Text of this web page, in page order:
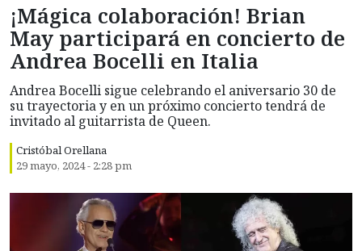
¡Mágica colaboración! Brian
May participará en concierto de
Andrea Bocelli en Italia
Andrea Bocelli sigue celebrando el aniversario 30 de
su trayectoria y en un próximo concierto tendrá de
invitado al guitarrista de Queen.
Cristóbal Orellana
29 mayo, 2024 - 2:28 pm